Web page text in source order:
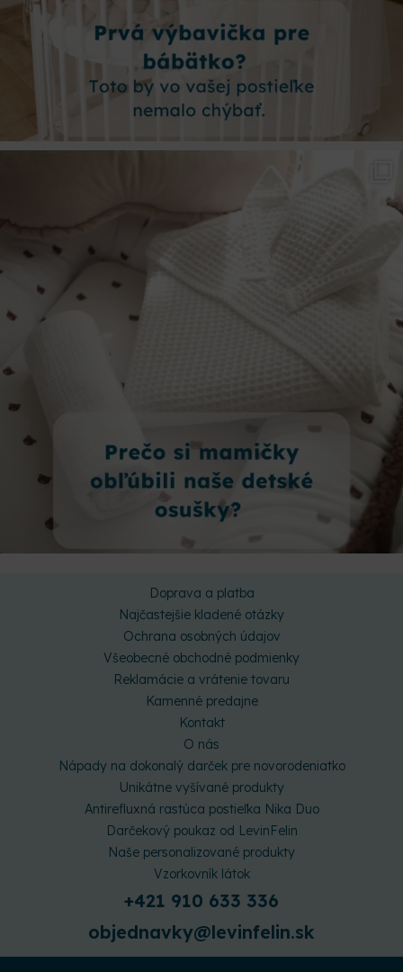
Doprava a platba
Najčastejšie kladené otázky
Ochrana osobných údajov
Všeobecné obchodné podmienky
Reklamácie a vrátenie tovaru
Kamenné predajne
Kontakt
O nás
Nápady na dokonalý darček pre novorodeniatko
Unikátne vyšívané produkty
Antirefluxná rastúca postieľka Nika Duo
Darčekový poukaz od LevinFelin
Naše personalizované produkty
Vzorkovník látok
+421 910 633 336
objednavky@levinfelin.sk